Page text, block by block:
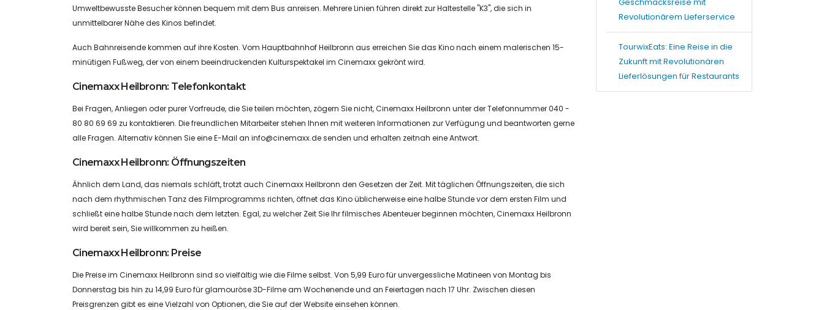
Umweltbewusste Besucher können bequem mit dem Bus anreisen. Mehrere Linien führen direkt zur Haltestelle "K3", die sich in
unmittelbarer Nähe des Kinos befindet.
Auch Bahnreisende kommen auf ihre Kosten. Vom Hauptbahnhof Heilbronn aus erreichen Sie das Kino nach einem malerischen 15-
minütigen Fußweg, der von einem beeindruckenden Kulturspektakel im Cinemaxx gekrönt wird.
Cinemaxx Heilbronn: Telefonkontakt
Bei Fragen, Anliegen oder purer Vorfreude, die Sie teilen möchten, zögern Sie nicht, Cinemaxx Heilbronn unter der Telefonnummer 040 -
80 80 69 69 zu kontaktieren. Die freundlichen Mitarbeiter stehen Ihnen mit weiteren Informationen zur Verfügung und beantworten gerne
alle Fragen. Alternativ können Sie eine E-Mail an info@cinemaxx.desenden und erhalten zeitnah eine Antwort.
Cinemaxx Heilbronn: Öffnungszeiten
Ähnlich dem Land, das niemals schläft, trotzt auch Cinemaxx Heilbronn den Gesetzen der Zeit. Mit täglichen Öffnungszeiten, die sich
nach dem rhythmischen Tanz des Filmprogramms richten, öffnet das Kino üblicherweise eine halbe Stunde vor dem ersten Film und
schließt eine halbe Stunde nach dem letzten. Egal, zu welcher Zeit Sie Ihr filmisches Abenteuer beginnen möchten, Cinemaxx Heilbronn
wird bereit sein, Sie willkommen zu heißen.
Cinemaxx Heilbronn: Preise
Die Preise im Cinemaxx Heilbronn sind so vielfältig wie die Filme selbst. Von 5,99 Euro für unvergessliche Matineen von Montag bis
Donnerstag bis hin zu 14,99 Euro für glamouröse 3D-Filme am Wochenende und an Feiertagen nach 17 Uhr. Zwischen diesen
Preisgrenzen gibt es eine Vielzahl von Optionen, die Sie auf der Website einsehen können.
Revolutionärem Lieferservice
TourwixEats: Eine Reise in die
Zukunft mit Revolutionären
Lieferlösungen für Restaurants